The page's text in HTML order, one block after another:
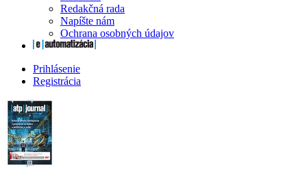
Redakčná rada
Napíšte nám
Ochrana osobných údajov
Prihlásenie
Registrácia